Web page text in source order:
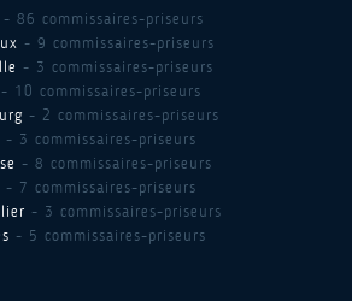
- 86 commissaires-priseurs
- 9 commissaires-priseurs
- 3 commissaires-priseurs
- 10 commissaires-priseurs
- 2 commissaires-priseurs
- 3 commissaires-priseurs
- 8 commissaires-priseurs
- 7 commissaires-priseurs
- 3 commissaires-priseurs
- 5 commissaires-priseurs